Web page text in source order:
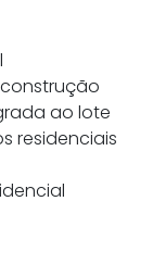
construção
ao lote
residenciais